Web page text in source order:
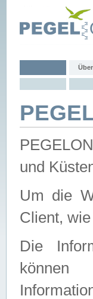
und
Um die
Client,
Die
können